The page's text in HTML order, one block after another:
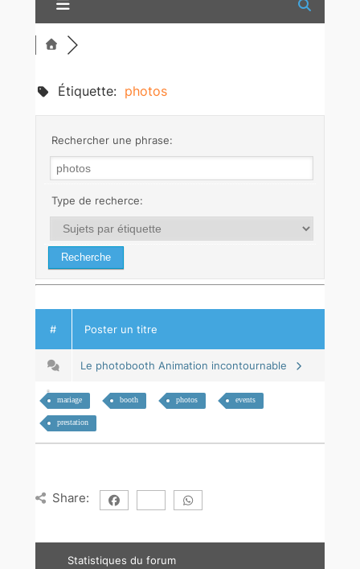
Étiquette: photos
Rechercher une phrase:
Type de recherce:
# Poster un titre
Le photobooth Animation incontournable
mariage booth photos events
prestation
Share:
Statistiques du forum